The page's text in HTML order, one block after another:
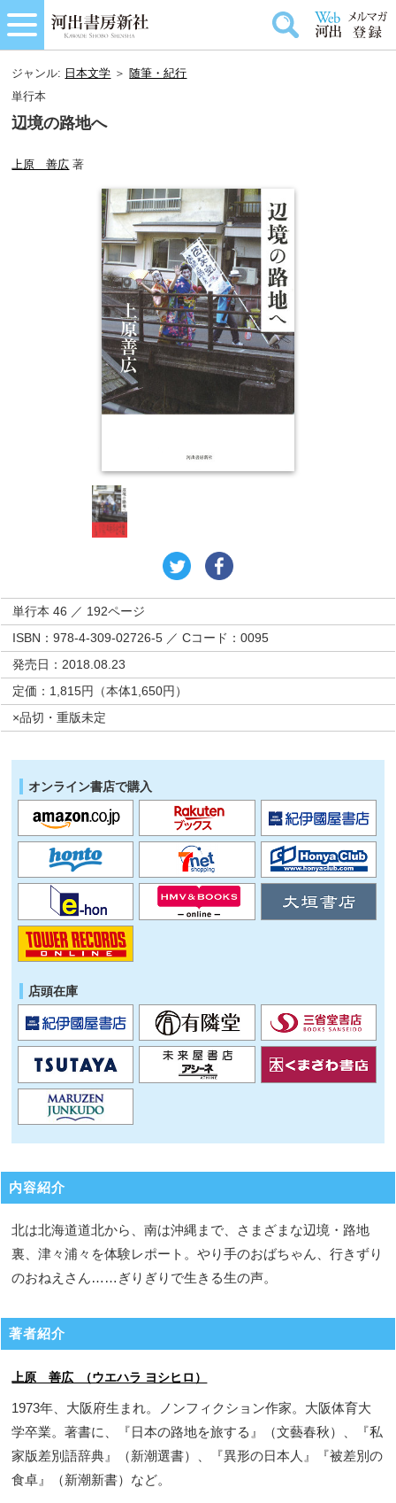
ジャンル: 日本文学 ＞ 随筆・紀行
単行本
辺境の路地へ
上原 善広 著
単行本 46 ／ 192ページ
ISBN：978-4-309-02726-5 ／ Cコード：0095
発売日：2018.08.23
定価：1,815円（本体1,650円）
×品切・重版未定
オンライン書店で購入
店頭在庫
内容紹介
北は北海道道北から、南は沖縄まで、さまざまな辺境・路地
裏、津々浦々を体験レポート。やり手のおばちゃん、行きずり
のおねえさん……ぎりぎりで生きる生の声。
著者紹介
上原 善広 （ウエハラ ヨシヒロ）
1973年、大阪府生まれ。ノンフィクション作家。大阪体育大
学卒業。著書に、『日本の路地を旅する』（文藝春秋）、『私
家版差別語辞典』（新潮選書）、『異形の日本人』『被差別の
食卓』（新潮新書）など。